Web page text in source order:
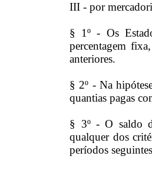
III - por
§ 1º - Os
percentagem
anteriores.
§ 2º - Na
quantias pagas
§ 3º - O saldo
qualquer dos
períodos